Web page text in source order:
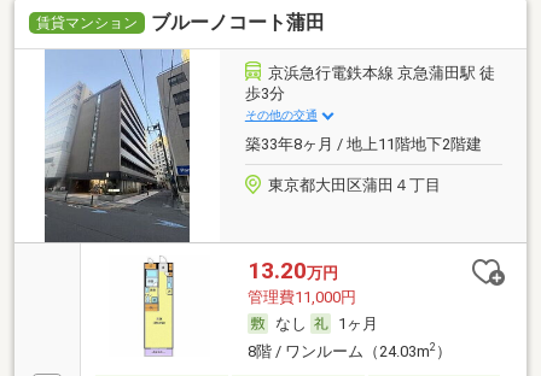
賃貸マンション ブルーノコート蒲田
京浜急行電鉄本線 京急蒲田駅 徒
歩3分
その他の交通
築33年8ヶ月 / 地上11階地下2階建
東京都大田区蒲田４丁目
13.20万円
管理費11,000円
なし
1ヶ月
8階 / ワンルーム（24.03m2）